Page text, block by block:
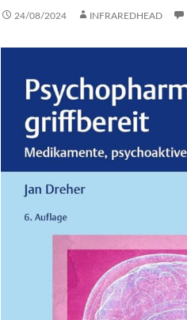
24/08/2024 INFRAREDHEAD